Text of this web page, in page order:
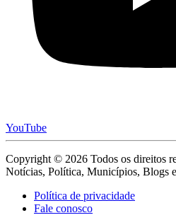
YouTube
Copyright © 2026 Todos os direitos
Notícias, Política, Municípios, Blogs
Política de privacidade
Fale conosco